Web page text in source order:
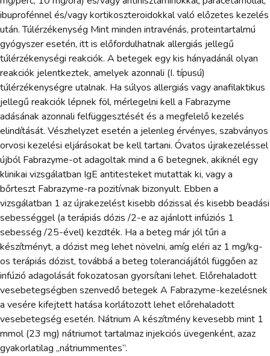
ibuprofénnel és/vagy kortikoszteroidokkal való előzetes kezelés
után. Túlérzékenység Mint minden intravénás, proteintartalmú
gyógyszer esetén, itt is előfordulhatnak allergiás jellegű
túlérzékenységi reakciók. A betegek egy kis hányadánál olyan
reakciók jelentkeztek, amelyek azonnali (I. típusú)
túlérzékenységre utalnak. Ha súlyos allergiás vagy anafilaktikus
jellegű reakciók lépnek föl, mérlegelni kell a Fabrazyme
adásának azonnali felfüggesztését és a megfelelő kezelés
elindítását. Vészhelyzet esetén a jelenleg érvényes, szabványos
orvosi kezelési eljárásokat be kell tartani. Óvatos újrakezeléssel
újból Fabrazyme-ot adagoltak mind a 6 betegnek, akiknél egy
klinikai vizsgálatban IgE antitesteket mutattak ki, vagy a
bőrteszt Fabrazyme-ra pozitívnak bizonyult. Ebben a
vizsgálatban 1 az újrakezelést kisebb dózissal és kisebb beadási
sebességgel (a terápiás dózis /2-e az ajánlott infúziós 1
sebesség /25-ével) kezdték. Ha a beteg már jól tűri a
készítményt, a dózist meg lehet növelni, amíg eléri az 1 mg/kg-
os terápiás dózist, továbbá a beteg toleranciájától függően az
infúzió adagolását fokozatosan gyorsítani lehet. Előrehaladott
vesebetegségben szenvedő betegek A Fabrazyme-kezelésnek
a vesére kifejtett hatása korlátozott lehet előrehaladott
vesebetegség esetén. Nátrium A készítmény kevesebb mint 1
mmol (23 mg) nátriumot tartalmaz injekciós üvegenként, azaz
gyakorlatilag „nátriummentes”.